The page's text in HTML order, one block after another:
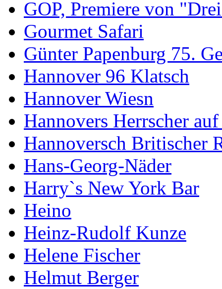
GOP, Premiere von
Gourmet Safari
Günter Papenburg 75.
Hannover 96 Klatsch
Hannover Wiesn
Hannovers Herrscher
Hannoversch Britischer
Hans-Georg-Näder
Harry`s New York Bar
Heino
Heinz-Rudolf Kunze
Helene Fischer
Helmut Berger